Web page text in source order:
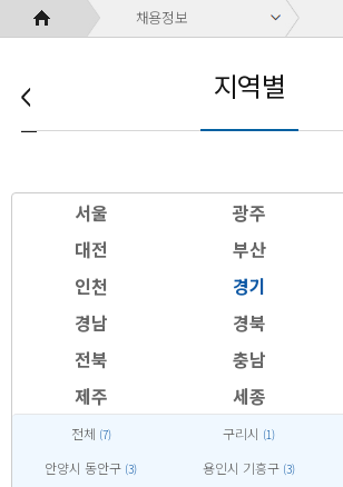
채용정보
지역별
서울 광주
대전
부산
인천
경기
경남
경북
전북
충남
제주
세종
전체 (7) 구리시 (1)
안양시 동안구 (3) 용인시 기흥구 (3)